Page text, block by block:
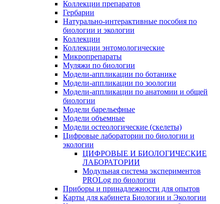
Коллекции препаратов
Гербарии
Натурально-интерактивные пособия по
биологии и экологии
Коллекции
Коллекции энтомологические
Микропрепараты
Муляжи по биологии
Модели-аппликации по ботанике
Модели-аппликации по зоологии
Модели-аппликации по анатомии и общей
биологии
Модели барельефные
Модели объемные
Модели остеологические (скелеты)
Цифровые лаборатории по биологии и
экологии
ЦИФРОВЫЕ И БИОЛОГИЧЕСКИЕ
ЛАБОРАТОРИИ
Модульная система экспериментов
PROLog по биологии
Приборы и принадлежности для опытов
Карты для кабинета Биологии и Экологии